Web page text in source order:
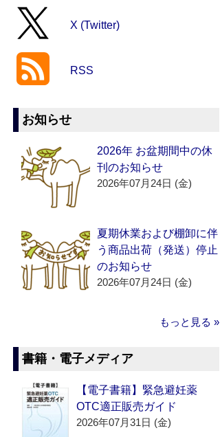
X (Twitter)
RSS
お知らせ
2026年 お盆期間中の休
刊のお知らせ
2026年07月24日 (金)
夏期休業および棚卸に伴
う商品出荷（発送）停止
のお知らせ
2026年07月24日 (金)
もっと見る »
書籍・電子メディア
【電子書籍】緊急避妊薬
OTC適正販売ガイド
2026年07月31日 (金)